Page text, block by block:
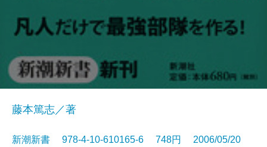
藤本篤志／著
新潮新書 978-4-10-610165-6 748円 2006/05/20